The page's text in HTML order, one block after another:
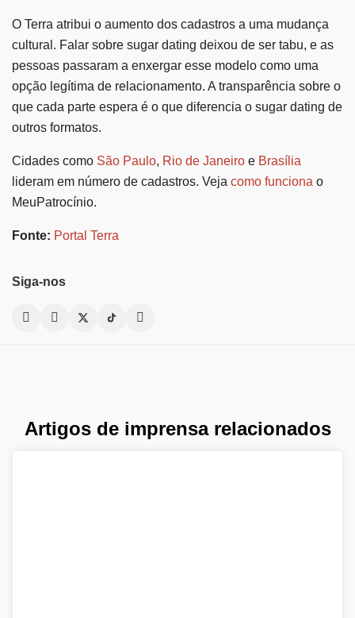
O Terra atribui o aumento dos cadastros a uma mudança
cultural. Falar sobre sugar dating deixou de ser tabu, e as
pessoas passaram a enxergar esse modelo como uma
opção legítima de relacionamento. A transparência sobre o
que cada parte espera é o que diferencia o sugar dating de
outros formatos.
Cidades como São Paulo, Rio de Janeiro e Brasília
lideram em número de cadastros. Veja como funciona o
MeuPatrocínio.
Fonte: Portal Terra
Siga-nos
Artigos de imprensa relacionados